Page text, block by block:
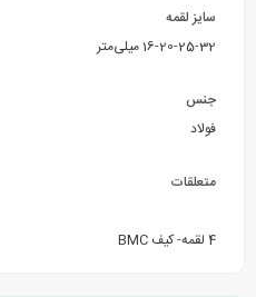
سایز لقمه
16-20-25-32 میلی‌متر
جنس
فولاد
متعلقات
4 لقمه- کیف BMC